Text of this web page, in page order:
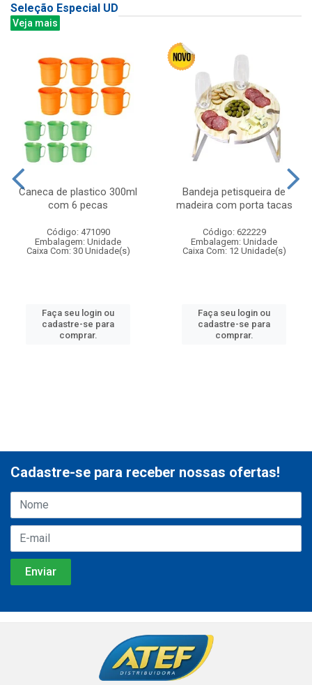
Seleção Especial UD
Veja mais
Caneca de plastico 300ml
com 6 pecas
Código: 471090
Embalagem: Unidade
Caixa Com: 30 Unidade(s)
Faça seu login ou
cadastre-se para
comprar.
Bandeja petisqueira de
madeira com porta tacas
Código: 622229
Embalagem: Unidade
Caixa Com: 12 Unidade(s)
Faça seu login ou
cadastre-se para
comprar.
Cadastre-se para receber nossas ofertas!